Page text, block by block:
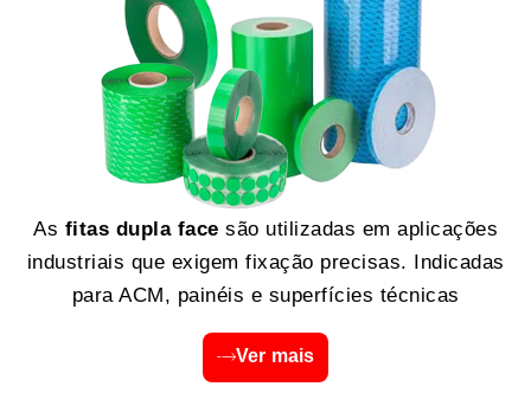
As fitas dupla face são utilizadas em aplicações
industriais que exigem fixação precisas. Indicadas
para ACM, painéis e superfícies técnicas
Ver mais